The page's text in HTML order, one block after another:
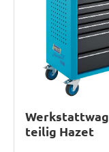
teilig Hazet